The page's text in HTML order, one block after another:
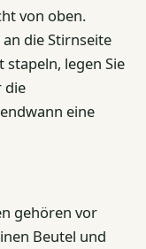
von oben.
die Stirnseite
stapeln, legen Sie
die
eine
gehören vor
Beutel und